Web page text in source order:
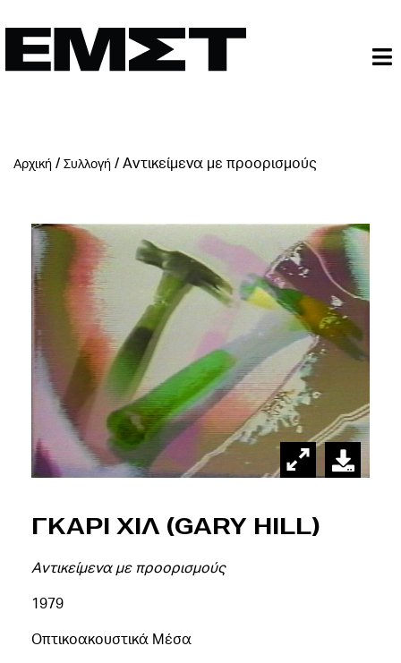
Αρχική / Συλλογή /Aντικείμενα με προορισμούς
Γκαρι Χιλ (Gary Hill)
Aντικείμενα με προορισμούς
1979
Οπτικοακουστικά Μέσα